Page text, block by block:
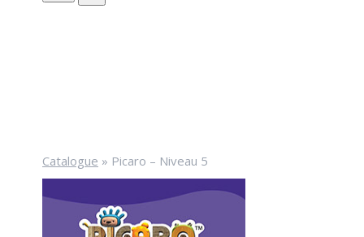
Catalogue » Picaro – Niveau 5